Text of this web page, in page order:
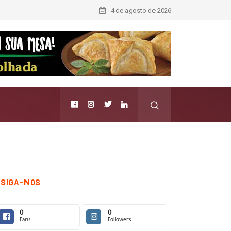
4 de agosto de 2026
SIGA-NOS
0
Fans
0
Followers